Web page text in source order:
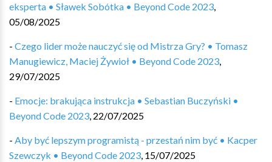
eksperta • Sławek Sobótka • Beyond Code 2023,
05/08/2025
- Czego lider może nauczyć się od Mistrza Gry? • Tomasz
Manugiewicz, Maciej Żywioł • Beyond Code 2023,
29/07/2025
- Emocje: brakująca instrukcja • Sebastian Buczyński •
Beyond Code 2023, 22/07/2025
- Aby być lepszym programistą - przestań nim być • Kacper
Szewczyk • Beyond Code 2023, 15/07/2025